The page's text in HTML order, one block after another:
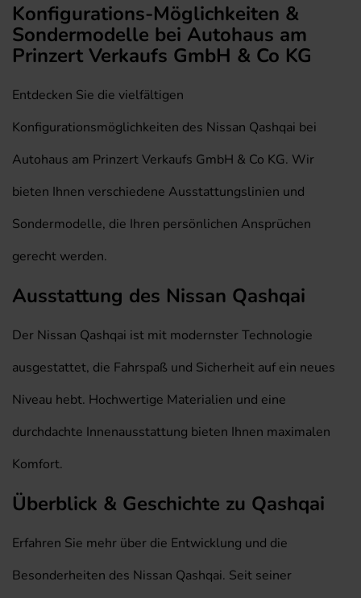
Konfigurations-Möglichkeiten &
Sondermodelle bei Autohaus am
Prinzert Verkaufs GmbH & Co KG
Entdecken Sie die vielfältigen
Konfigurationsmöglichkeiten des Nissan Qashqai bei
Autohaus am Prinzert Verkaufs GmbH & Co KG. Wir
bieten Ihnen verschiedene Ausstattungslinien und
Sondermodelle, die Ihren persönlichen Ansprüchen
gerecht werden.
Ausstattung des Nissan Qashqai
Der Nissan Qashqai ist mit modernster Technologie
ausgestattet, die Fahrspaß und Sicherheit auf ein neues
Niveau hebt. Hochwertige Materialien und eine
durchdachte Innenausstattung bieten Ihnen maximalen
Komfort.
Überblick & Geschichte zu Qashqai
Erfahren Sie mehr über die Entwicklung und die
Besonderheiten des Nissan Qashqai. Seit seiner